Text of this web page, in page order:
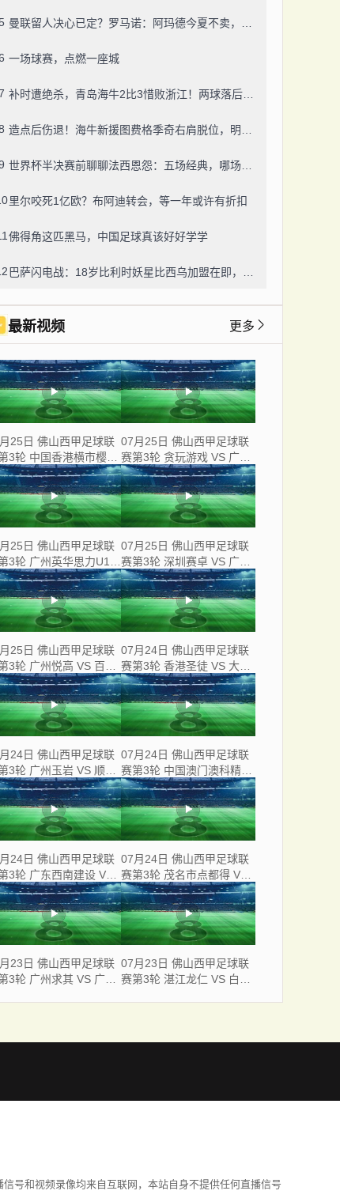
一场球赛，点燃一座城
里尔咬死1亿欧？布阿迪转会，等一年或许有折扣
佛得角这匹黑马，中国足球真该好好学学
最新视频 更多
25日 佛山西甲足球联
3轮 中国香港横市樱花
吉图省实青年 全场录像
07月25日 佛山西甲足球联
赛第3轮 贪玩游戏 VS 广州
戴拿模 全场录像
25日 佛山西甲足球联
3轮 广州英华思力U17
三水强鸿轩青年 全场录
07月25日 佛山西甲足球联
赛第3轮 深圳赛卓 VS 广东
凤铝 全场录像
25日 佛山西甲足球联
3轮 广州悦高 VS 百威·
全场录像
07月24日 佛山西甲足球联
赛第3轮 香港圣徒 VS 大塘
控股 全场录像
24日 佛山西甲足球联
3轮 广州玉岩 VS 顺德
年 全场录像
07月24日 佛山西甲足球联
赛第3轮 中国澳门澳科精英
VS 藝品高國際 全场录像
24日 佛山西甲足球联
3轮 广东西南建设 VS
海街道 全场录像
07月24日 佛山西甲足球联
赛第3轮 茂名市点都得 VS
广州求信 全场录像
23日 佛山西甲足球联
3轮 广州求其 VS 广东
07月23日 佛山西甲足球联
赛第3轮 湛江龙仁 VS 白坭
号和视频录像均来自互联网，本站自身不提供任何直播信号